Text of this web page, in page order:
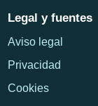
Legal y fuentes
Aviso legal
Privacidad
Cookies